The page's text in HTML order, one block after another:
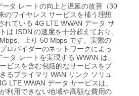
ータ レートの向上と遅延の改善（30
のワイヤレス サービスを補う理想
れている 4G LTE WWANデータ サ
は ISDNの速度を十分超えており、
、上り 50 Mbps です。実際の
プロバイダーのネットワークによっ
ータ レートを実現する WWAN は、
ビスを含む包括的なサービスをブ
るプライマリ WAN リンク ソリュ
LTE WWAN データ サービスは、
利用できない地域や高額な費用の